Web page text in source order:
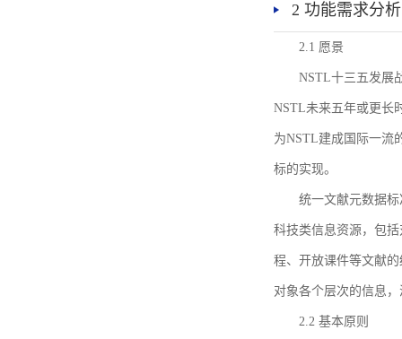
2 功能需求分析
2.1 愿景
NSTL十三五发展
NSTL未来五年或更长
为NSTL建成国际一流
标的实现。
统一文献元数据
科技类信息资源，包
程、开放课件等文献
对象各个层次的信息
2.2 基本原则